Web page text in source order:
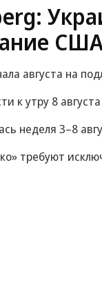
августа на
к утру 8 августа
неделя 3–8
требуют